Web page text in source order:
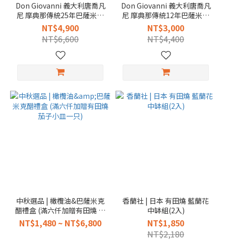
Don Giovanni 義大利唐喬凡
尼 摩典那傳統25年巴薩米克
醋 100ml
NT$4,900
NT$6,600
Don Giovanni 義大利唐喬凡
尼 摩典那傳統12年巴薩米克
醋 100ml
NT$3,000
NT$4,400
中秋選品 | 橄欖油&巴薩米克
醋禮盒 (滿六仟加贈有田燒 茄
子小皿一只)
NT$1,480 ~ NT$6,800
香蘭社 | 日本 有田燒 藍蘭花
中缽組(2入)
NT$1,850
NT$2,180